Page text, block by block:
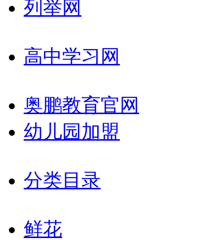
列举网
高中学习网
奥鹏教育官网
幼儿园加盟
分类目录
鲜花